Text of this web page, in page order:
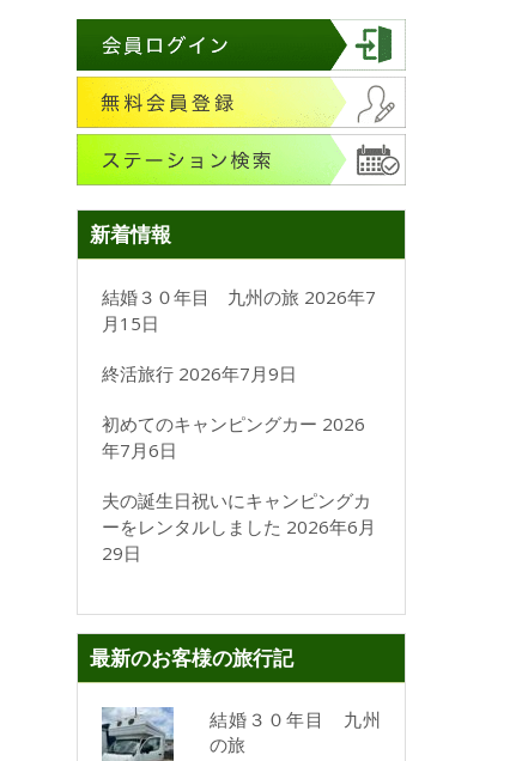
新着情報
結婚３０年目 九州の旅 2026年7
月15日
終活旅行 2026年7月9日
初めてのキャンピングカー 2026
年7月6日
夫の誕生日祝いにキャンピングカ
ーをレンタルしました 2026年6月
29日
最新のお客様の旅行記
結婚３０年目 九州
の旅